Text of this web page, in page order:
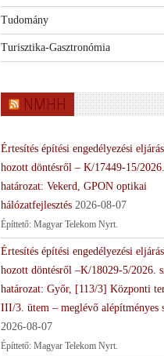
Tudomány
Turisztika-Gasztronómia
NMHH
Értesítés építési engedélyezési
hozott döntésről – K/17449-15/
határozat: Vekerd, GPON optikai
hálózatfejlesztés 2026-08-07
Építtető: Magyar Telekom Nyrt.
Értesítés építési engedélyezési
hozott döntésről –K/18029-5/2026.
határozat: Győr, [113/3] Központi
III/3. ütem – meglévő alépítményes
2026-08-07
Építtető: Magyar Telekom Nyrt.